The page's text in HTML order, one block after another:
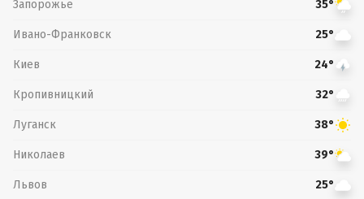
Запорожье 35°
Ивано-Франковск 25°
Киев 24°
Кропивницкий 32°
Луганск 38°
Николаев 39°
Львов 25°